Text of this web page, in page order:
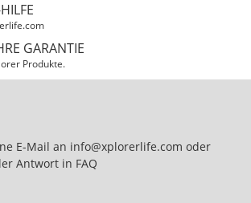
GARANTIE
Produkte.
E-Mail an info@xplorerlife.com oder
Antwort in FAQ